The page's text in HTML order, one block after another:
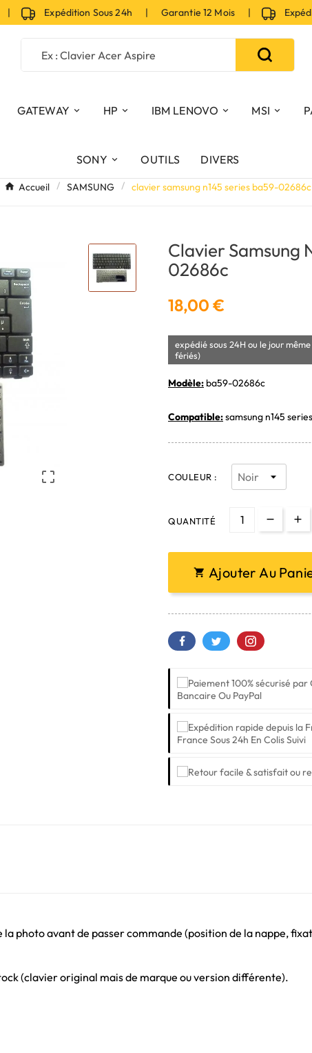
Expédition Sous 24h | Garantie 12 Mois |
GATEWAY HP IBM LENOVO MSI
SONY OUTILS DIVERS
Accueil SAMSUNG clavier samsung n145 series ba59-02686c

Clavier Samsung
02686c
18,00 €
expédié sous 24H ou le jour
fériés)
Modèle: ba59-02686c
Compatible:samsung n145 series
COULEUR :
QUANTITÉ
 Ajouter Au
Bancaire Ou PayPal
France Sous 24h En Colis Suivi
photo avant de passer commande (position de la nappe,
(clavier original mais de marque ou version différente).